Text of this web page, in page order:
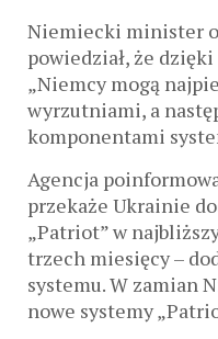
Niemiecki minister
powiedział, że
„Niemcy mogą
wyrzutniami, a
komponentami
Agencja
przekaże Ukrainie
„Patriot” w
trzech miesięcy –
systemu. W zamian
nowe systemy